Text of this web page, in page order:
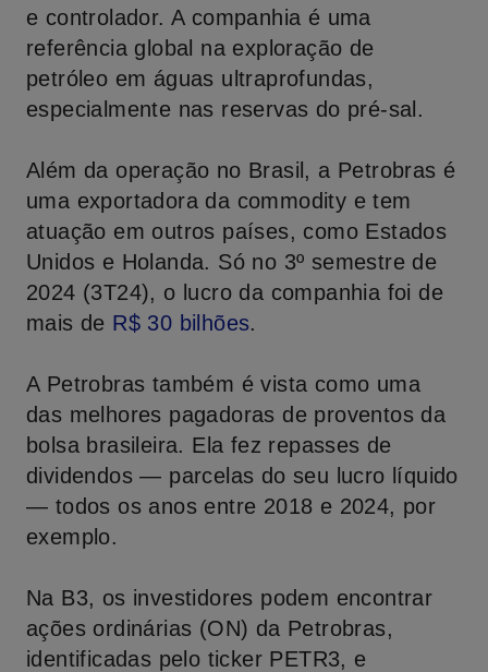
e controlador. A companhia é uma
referência global na exploração de
petróleo em águas ultraprofundas,
especialmente nas reservas do pré-sal.
Além da operação no Brasil, a Petrobras é
uma exportadora da commodity e tem
atuação em outros países, como Estados
Unidos e Holanda. Só no 3º semestre de
2024 (3T24), o lucro da companhia foi de
mais de R$ 30 bilhões.
A Petrobras também é vista como uma
das melhores pagadoras de proventos da
bolsa brasileira. Ela fez repasses de
dividendos — parcelas do seu lucro líquido
— todos os anos entre 2018 e 2024, por
exemplo.
Na B3, os investidores podem encontrar
ações ordinárias (ON) da Petrobras,
identificadas pelo ticker PETR3, e